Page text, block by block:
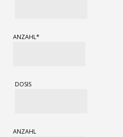
ANZAHL*
DOSIS
ANZAHL